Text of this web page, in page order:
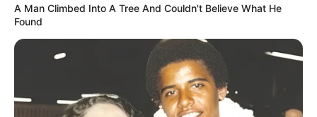
A Man Climbed Into A Tree And Couldn't Believe What He
Found